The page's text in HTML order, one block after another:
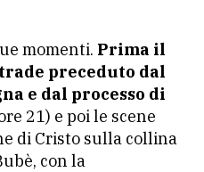
momenti. Prima il
preceduto dal
e dal processo di
21) e poi le scene
di Cristo sulla collina
con la